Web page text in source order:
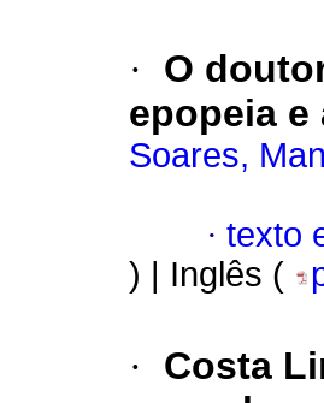
·
O
epopeia e
Soares,
· texto
) | Inglês (
·
Costa